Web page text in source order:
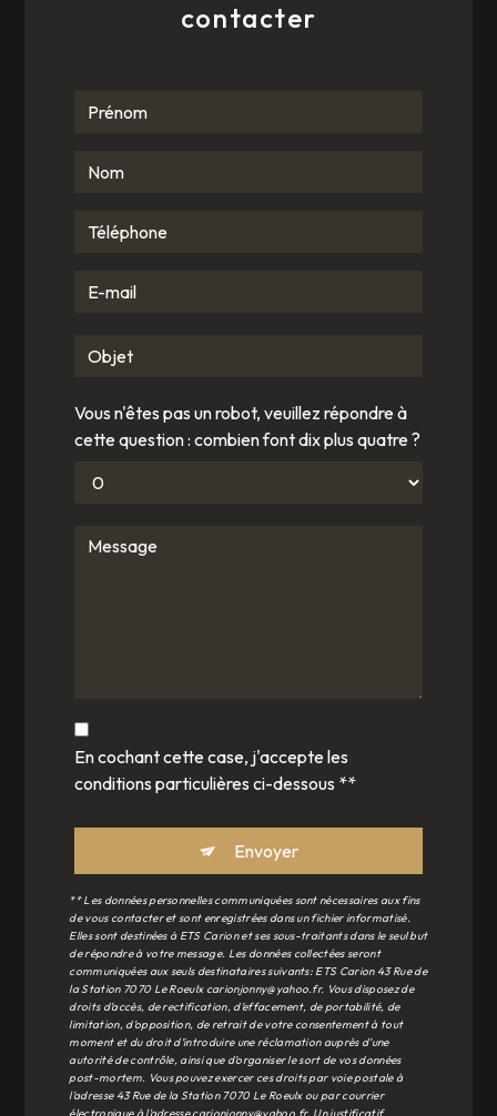
contacter
Vous n'êtes pas un robot, veuillez répondre à
cette question : combien font dix plus quatre ?
En cochant cette case, j'accepte les
conditions particulières ci-dessous **
Envoyer
** Les données personnelles communiquées sont nécessaires aux fins
de vous contacter et sont enregistrées dans un fichier informatisé.
Elles sont destinées à ETS Carion et ses sous-traitants dans le seul but
de répondre à votre message. Les données collectées seront
communiquées aux seuls destinataires suivants: ETS Carion 43 Rue de
la Station 7070 Le Roeulx carionjonny@yahoo.fr. Vous disposez de
droits d’accès, de rectification, d’effacement, de portabilité, de
limitation, d’opposition, de retrait de votre consentement à tout
moment et du droit d’introduire une réclamation auprès d’une
autorité de contrôle, ainsi que d’organiser le sort de vos données
post-mortem. Vous pouvez exercer ces droits par voie postale à
l'adresse 43 Rue de la Station 7070 Le Roeulx ou par courrier